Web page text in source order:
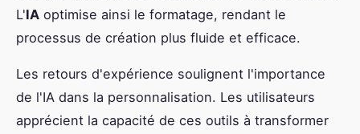
L'IA optimise ainsi le formatage, rendant le
processus de création plus fluide et efficace.
Les retours d'expérience soulignent l'importance
de l'IA dans la personnalisation. Les utilisateurs
apprécient la capacité de ces outils à transformer